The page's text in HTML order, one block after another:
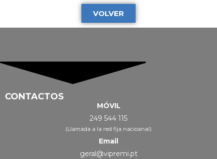
VOLVER
CONTACTOS
MÓVIL
249 544 115
(Llamada a la red fija nacioanal)
Email
geral@vipremi.pt